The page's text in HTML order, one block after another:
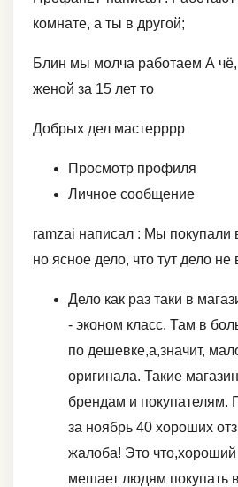
комнате, а ты в другой;
Блин мы молча работаем А чё,
женой за 15 лет то
Добрых дел мастерррр
Просмотр профиля
Личное сообщение
ramzai написал : Мы покупали
но ясное дело, что тут дело не
Дело как раз таки в
- эконом класс. Там в
по дешевке,а,значит,
оригинала. Такие
брендам и покупателям.
за ноябрь 40 хороших
жалоба! Это
мешает людям покупать